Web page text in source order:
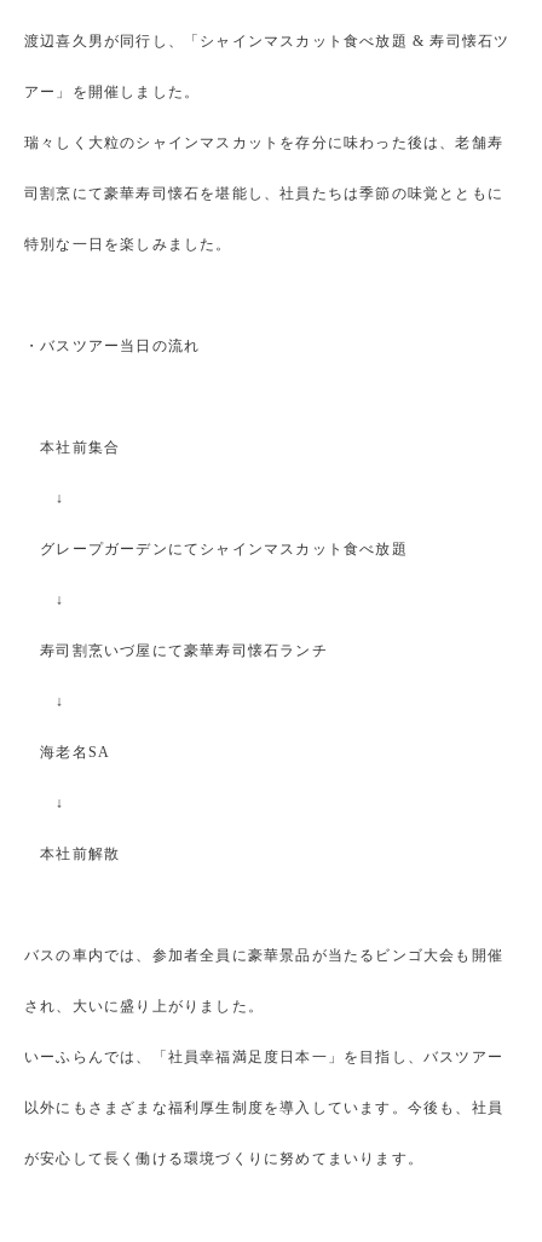
渡辺喜久男が同行し、「シャインマスカット食べ放題 & 寿司懐石ツ
アー」を開催しました。
瑞々しく大粒のシャインマスカットを存分に味わった後は、老舗寿
司割烹にて豪華寿司懐石を堪能し、社員たちは季節の味覚とともに
特別な一日を楽しみました。
・バスツアー当日の流れ
本社前集合
↓
グレープガーデンにてシャインマスカット食べ放題
↓
寿司割烹いづ屋にて豪華寿司懐石ランチ
↓
海老名SA
↓
本社前解散
バスの車内では、参加者全員に豪華景品が当たるビンゴ大会も開催
され、大いに盛り上がりました。
いーふらんでは、「社員幸福満足度日本一」を目指し、バスツアー
以外にもさまざまな福利厚生制度を導入しています。今後も、社員
が安心して長く働ける環境づくりに努めてまいります。